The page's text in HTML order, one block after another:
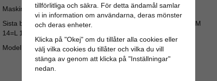
Maskintvätt vid 30 ° C
Sista bild är storleksguide med mått. Storlekar: 8=XS 10=S 12=M
14=L 16=XL 18=XXL
Modellen på bilden bär även en underkjol som säljes separat.
tillförlitliga och säkra. För detta ändamål samlar
vi in information om användarna, deras mönster
och deras enheter.
Klicka på "Okej" om du tillåter alla cookies eller
välj vilka cookies du tillåter och vilka du vill
stänga av genom att klicka på "Inställningar"
nedan.